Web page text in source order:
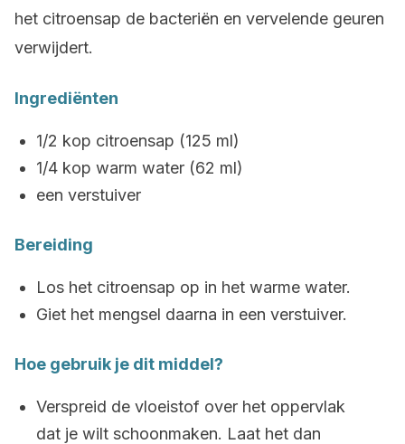
het citroensap de bacteriën en vervelende geuren
verwijdert.
Ingrediënten
1/2 kop citroensap (125 ml)
1/4 kop warm water (62 ml)
een verstuiver
Bereiding
Los het citroensap op in het warme water.
Giet het mengsel daarna in een verstuiver.
Hoe gebruik je dit middel?
Verspreid de vloeistof over het oppervlak
dat je wilt schoonmaken. Laat het dan